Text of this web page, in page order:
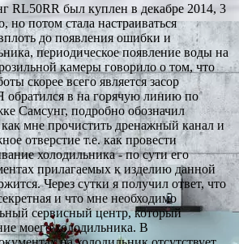
RL50RR был куплен в декабре 2014, 3
но потом стала настраиваться
до появления ошибки и
периодическое появление воды на
камеры говорило о том, что
скорее всего является засор
обратился в на горячую линию по
Самсунг, подробно обозначил
мне прочистить дренажный канал и
отверстие т.е. как провести
холодильника - по сути его
прилагаемых к изделию данной
Через сутки я получил ответ, что
и что мне необходимо
сервисный центр, который
моего холодильника. В